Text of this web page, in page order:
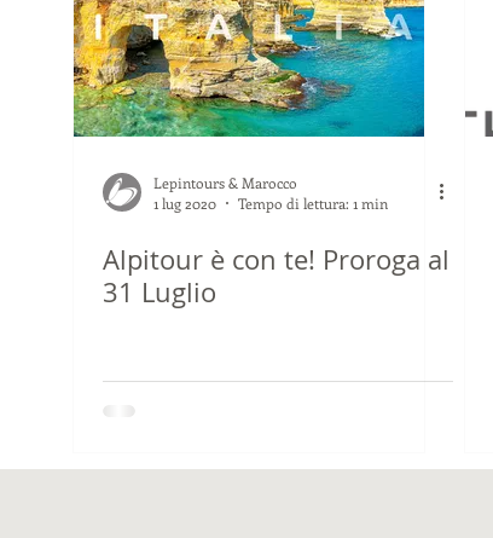
Lepintours & Marocco
1 lug 2020
Tempo di lettura: 1 min
Alpitour è con te! Proroga al
31 Luglio